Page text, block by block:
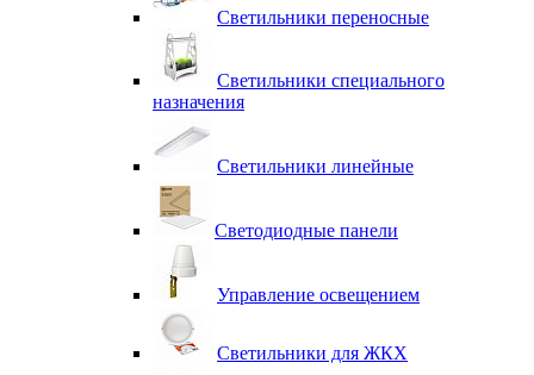
Светильники переносные
Светильники специального
назначения
Светильники линейные
Светодиодные панели
Управление освещением
Светильники для ЖКХ